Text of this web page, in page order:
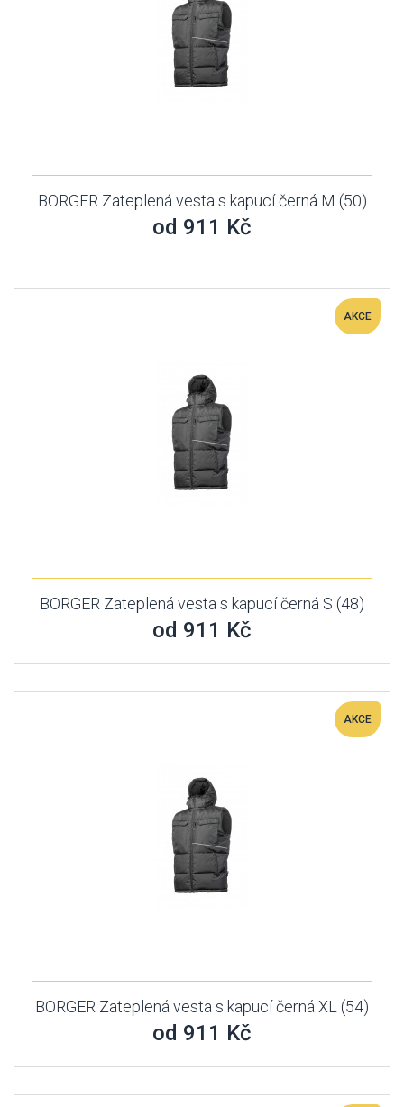
BORGER Zateplená vesta s kapucí černá M (50)
od 911 Kč
AKCE
BORGER Zateplená vesta s kapucí černá S (48)
od 911 Kč
AKCE
BORGER Zateplená vesta s kapucí černá XL (54)
od 911 Kč